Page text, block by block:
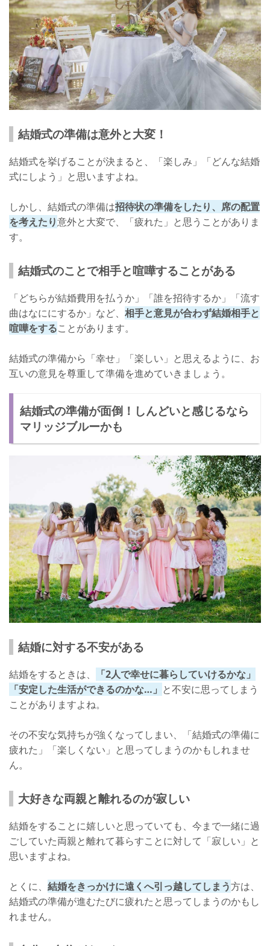
旦那との関係を悪化させる危険もある！疲れたときの注意点
結婚式の準備は意外と大変！
結婚式を挙げることが決まると、「楽しみ」「どんな結婚
式にしよう」と思いますよね。
しかし、結婚式の準備は招待状の準備をしたり、席の配置
を考えたり意外と大変で、「疲れた」と思うことがありま
す。
結婚式のことで相手と喧嘩することがある
「どちらが結婚費用を払うか」「誰を招待するか」「流す
曲はなににするか」など、 相手と意見が合わず結婚相手と
喧嘩をすることがあります。
結婚式の準備から「幸せ」「楽しい」と思えるように、お
互いの意見を尊重して準備を進めていきましょう。
結婚式の準備が面倒！しんどいと感じるなら
マリッジブルーかも
結婚に対する不安がある
結婚をするときは、
「2人で幸せに暮らしていけるかな」
「安定した生活ができるのかな…」 と不安に思ってしまう
ことがありますよね。
その不安な気持ちが強くなってしまい、「結婚式の準備に
疲れた」「楽しくない」と思ってしまうのかもしれませ
ん。
大好きな両親と離れるのが寂しい
結婚をすることに嬉しいと思っていても、今まで一緒に過
ごしていた両親と離れて暮らすことに対して「寂しい」と
思いますよね。
とくに、 結婚をきっかけに遠くへ引っ越してしまう方は、
結婚式の準備が進むたびに疲れたと思ってしまうのかもし
れません。